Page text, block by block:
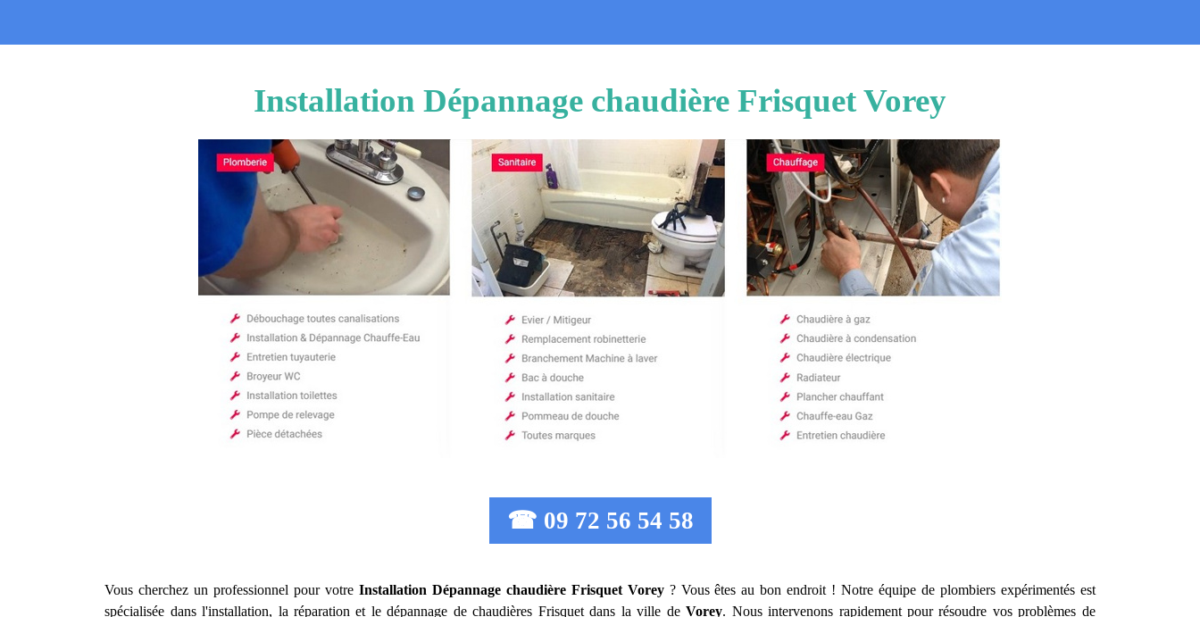
Installation Dépannage chaudière Frisquet Vorey
☎ 09 72 56 54 58
Vous cherchez un professionnel pour votre Installation Dépannage chaudière Frisquet Vorey? Vous êtes au bon endroit ! Notre équipe de plombiers expérimentés est
spécialisée dans l'installation, la réparation et le dépannage de chaudières Frisquet dans la ville deVorey. Nous intervenons rapidement pour résoudre vos problèmes de